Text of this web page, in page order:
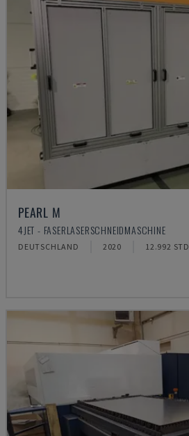
PEARL M
4JET - FASERLASERSCHNEIDMASCHINE
DEUTSCHLAND 2020 12.992 STD